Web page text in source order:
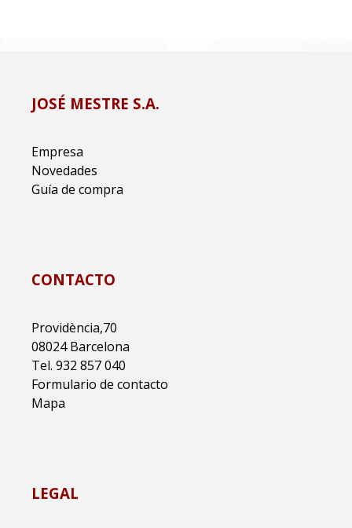
JOSÉ MESTRE S.A.
Empresa
Novedades
Guía de compra
CONTACTO
Providència,70
08024 Barcelona
Tel. 932 857 040
Formulario de contacto
Mapa
LEGAL